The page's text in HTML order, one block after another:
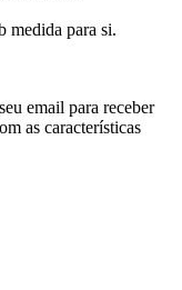
medida para si.
email para receber
as características